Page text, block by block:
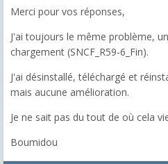
Merci pour vos réponses,
J'ai toujours le même problème,
chargement (SNCF_R59-6_Fin).
J'ai désinstallé, téléchargé et
mais aucune amélioration.
Je ne sait pas du tout de où cela
Boumidou